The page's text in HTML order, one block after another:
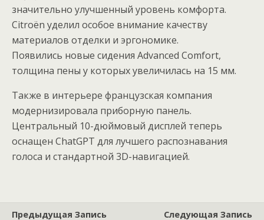
значительно улучшенный уровень комфорта.
Citroën уделил особое внимание качеству
материалов отделки и эргономике.
Появились новые сидения Advanced Comfort,
толщина пены у которых увеличилась на 15 мм.
Также в интерьере французская компания
модернизировала приборную панель.
Центральный 10-дюймовый дисплей теперь
оснащен ChatGPT для лучшего распознавания
голоса и стандартной 3D-навигацией.
Предыдущая Запись Следующая Запись